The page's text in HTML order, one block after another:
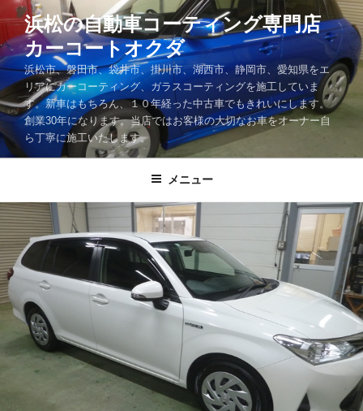
ン
テ
ン
ツ
へ
ス
キ
浜松の自動車コーティング専門店
カーコートオクダ
浜松市、磐田市、袋井市、掛川市、湖西市、静岡市、愛知県をエ
リアにカーコーティング、ガラスコーティングを施工していま
す。新車はもちろん、１０年経った中古車でもきれいにします。
創業30年になります。当店ではお客様の大切なお車をオーナー自
ら丁寧に施工いたします。
メニュー